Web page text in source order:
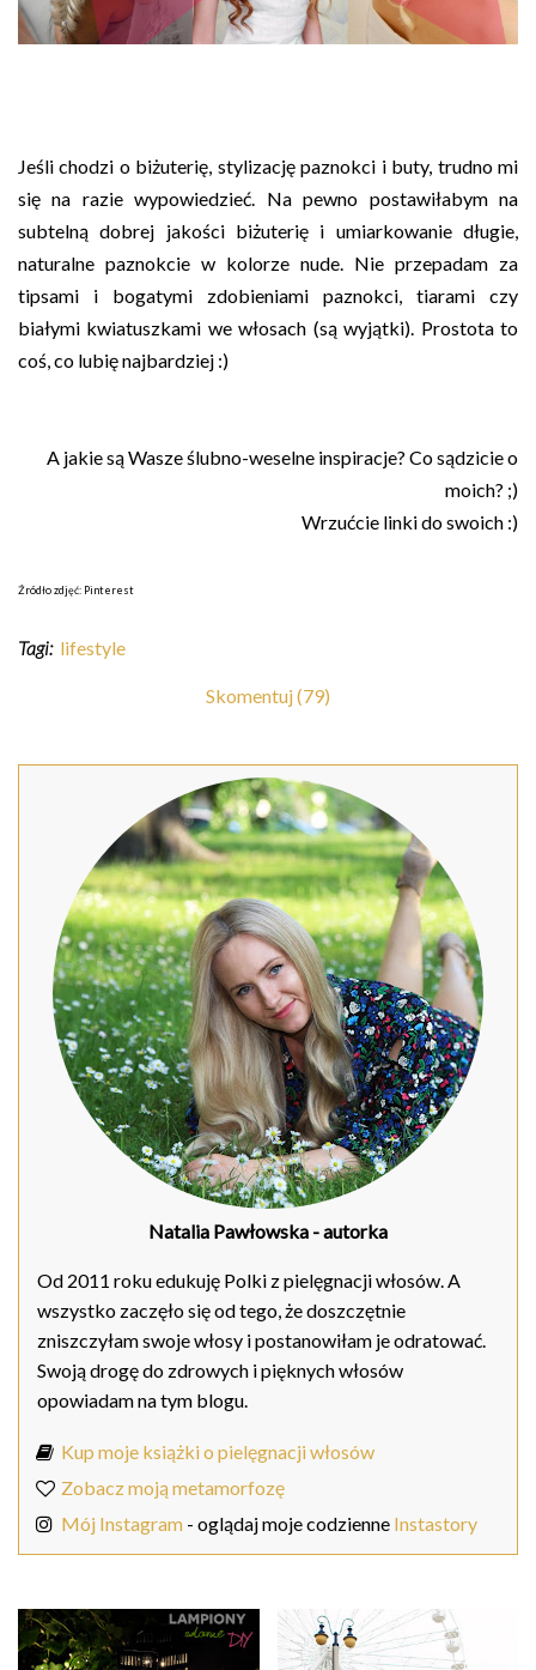
Jeśli chodzi o biżuterię, stylizację paznokci i buty, trudno mi
się na razie wypowiedzieć. Na pewno postawiłabym na
subtelną dobrej jakości biżuterię i umiarkowanie długie,
naturalne paznokcie w kolorze nude. Nie przepadam za
tipsami i bogatymi zdobieniami paznokci, tiarami czy
białymi kwiatuszkami we włosach (są wyjątki). Prostota to
coś, co lubię najbardziej :)
A jakie są Wasze ślubno-weselne inspiracje? Co sądzicie o
moich? ;)
Wrzućcie linki do swoich :)
Źródło zdjęć: Pinterest
Tagi: lifestyle
Skomentuj (79)
Natalia Pawłowska - autorka
Od 2011 roku edukuję Polki z pielęgnacji włosów. A
wszystko zaczęło się od tego, że doszczętnie
zniszczyłam swoje włosy i postanowiłam je odratować.
Swoją drogę do zdrowych i pięknych włosów
opowiadam na tym blogu.
Kup moje książki o pielęgnacji włosów
Zobacz moją metamorfozę
Mój Instagram - oglądaj moje codzienne Instastory